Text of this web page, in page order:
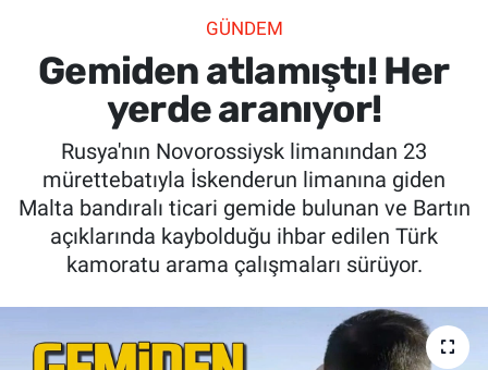
GÜNDEM
Gemiden atlamıştı! Her
yerde aranıyor!
Rusya'nın Novorossiysk limanından 23
mürettebatıyla İskenderun limanına giden
Malta bandıralı ticari gemide bulunan ve Bartın
açıklarında kaybolduğu ihbar edilen Türk
kamoratu arama çalışmaları sürüyor.
SAĞLIK